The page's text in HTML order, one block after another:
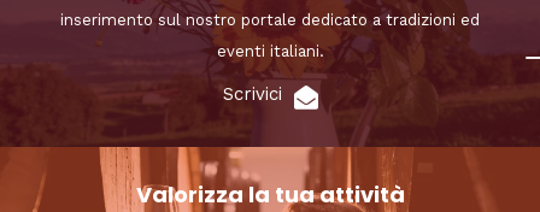
inserimento sul nostro portale dedicato a tradizioni ed
eventi italiani.
Scrivici
Valorizza la tua attività